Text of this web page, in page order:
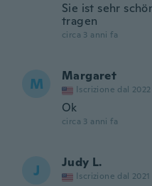
Sie ist sehr
tragen
circa 3 anni fa
M Margaret
Iscrizione dal 2022
Ok
circa 3 anni fa
J Judy L.
Iscrizione dal 2021